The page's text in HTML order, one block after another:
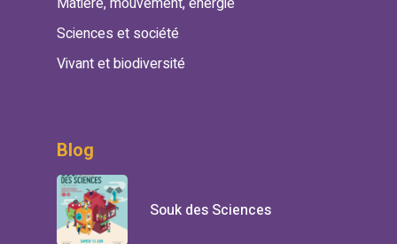
Sciences et société
Vivant et biodiversité
Blog
Souk des Sciences